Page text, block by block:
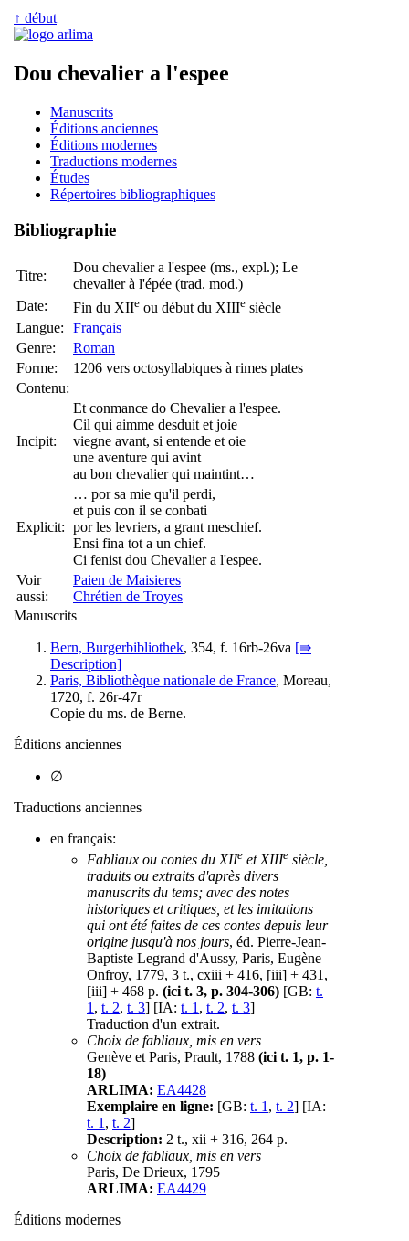
↑ début
Dou chevalier a l'espee
Manuscrits
Éditions anciennes
Éditions modernes
Traductions modernes
Études
Répertoires bibliographiques
Bibliographie
Titre:
Dou chevalier a l'espee (ms., expl.); Le
chevalier à l'épée (trad. mod.)
Date:
Fin du XIIe ou début du XIIIe siècle
Langue:
Français
Genre:
Roman
Forme:
1206 vers octosyllabiques à rimes plates
Contenu:
Incipit:
Et conmance do Chevalier a l'espee.
Cil qui aimme desduit et joie
viegne avant, si entende et oie
une aventure qui avint
au bon chevalier qui maintint…
Explicit:
… por sa mie qu'il perdi,
et puis con il se conbati
por les levriers, a grant meschief.
Ensi fina tot a un chief.
Ci fenist dou Chevalier a l'espee.
Voir
aussi:
Paien de Maisieres
Chrétien de Troyes
Manuscrits
Bern, Burgerbibliothek, 354, f. 16rb-26va [⇛
Description]
Paris, Bibliothèque nationale de France, Moreau,
1720, f. 26r-47r
Copie du ms. de Berne.
Éditions anciennes
∅
Traductions anciennes
en français:
Fabliaux ou contes du XIIe et XIIIe siècle,
traduits ou extraits d'après divers
manuscrits du tems; avec des notes
historiques et critiques, et les imitations
qui ont été faites de ces contes depuis leur
origine jusqu'à nos jours, éd. Pierre-Jean-
Baptiste Legrand d'Aussy, Paris, Eugène
Onfroy, 1779, 3 t., cxiii + 416, [iii] + 431,
[iii] + 468 p. (ici t. 3, p. 304-306) [GB: t.
1 , t. 2, t. 3] [IA: t. 1 , t. 2, t. 3]
Traduction d'un extrait.
Choix de fabliaux, mis en vers
Genève et Paris, Prault, 1788 (ici t. 1, p. 1-
18)
ARLIMA: EA4428
Exemplaire en ligne: [GB: t. 1 , t. 2] [IA:
t. 1 , t. 2]
Description: 2 t., xii + 316, 264 p.
Choix de fabliaux, mis en vers
Paris, De Drieux, 1795
ARLIMA: EA4429
Éditions modernes